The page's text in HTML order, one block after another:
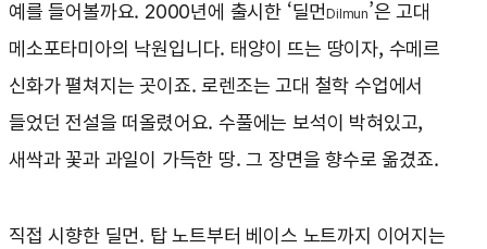
예를 들어볼까요. 2000년에 출시한 ‘딜먼Dilmun’은 고대
메소포타미아의 낙원입니다. 태양이 뜨는 땅이자, 수메르
신화가 펼쳐지는 곳이죠. 로렌조는 고대 철학 수업에서
들었던 전설을 떠올렸어요. 수풀에는 보석이 박혀있고,
새싹과 꽃과 과일이 가득한 땅. 그 장면을 향수로 옮겼죠.
직접 시향한 딜먼. 탑 노트부터 베이스 노트까지 이어지는